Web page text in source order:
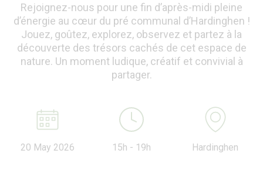
Rejoignez-nous pour une fin d’après-midi pleine
d’énergie au cœur du pré communal d’Hardinghen !
Jouez, goûtez, explorez, observez et partez à la
découverte des trésors cachés de cet espace de
nature. Un moment ludique, créatif et convivial à
partager.
20 May 2026 15h - 19h Hardinghen